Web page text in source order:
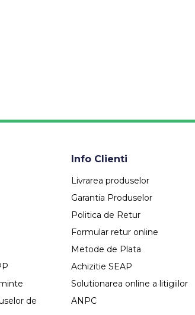
de
Info Clienti
Livrarea produselor
Garantia Produselor
Politica de Retur
Formular retur online
Metode de Plata
Achizitie SEAP
Solutionarea online a litigiilor
ANPC